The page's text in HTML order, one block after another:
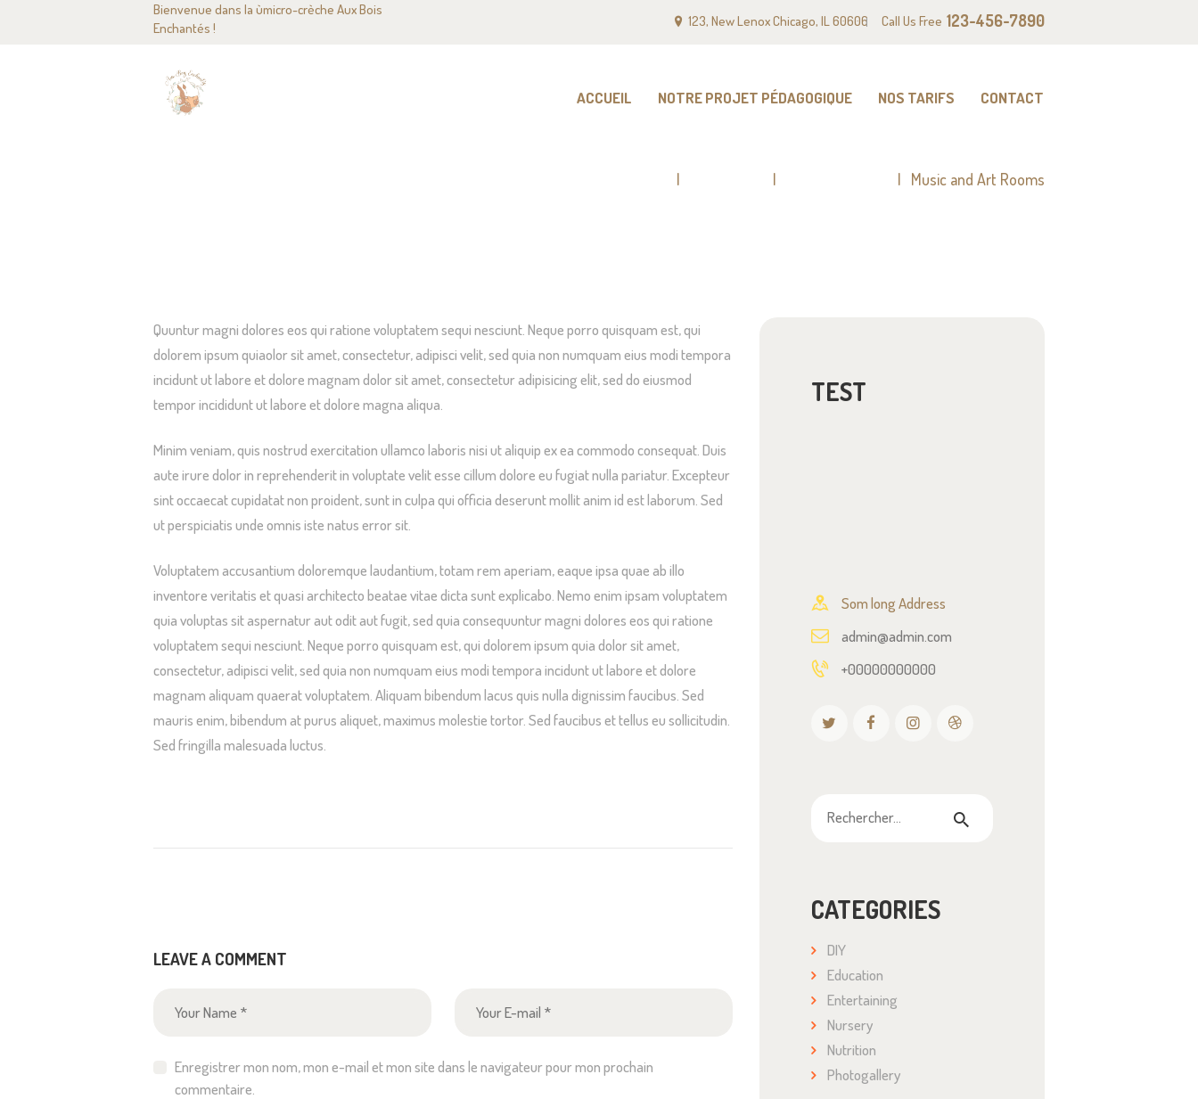
Bienvenue dans la ùmicro-crèche Aux Bois
Enchantés !
123, New Lenox Chicago, IL 60606 Call Us Free 123-456-7890
ACCUEIL NOTRE PROJET PÉDAGOGIQUE NOS TARIFS CONTACT
Music and Art Rooms
ACCUEIL
Quuntur magni dolores eos qui ratione voluptatem sequi nesciunt. Neque porro quisquam est, qui
dolorem ipsum quiaolor sit amet, consectetur, adipisci velit, sed quia non numquam eius modi tempora
incidunt ut labore et dolore magnam dolor sit amet, consectetur adipisicing elit, sed do eiusmod
tempor incididunt ut labore et dolore magna aliqua.
Minim veniam, quis nostrud exercitation ullamco laboris nisi ut aliquip ex ea commodo consequat. Duis
aute irure dolor in reprehenderit in voluptate velit esse cillum dolore eu fugiat nulla pariatur. Excepteur
sint occaecat cupidatat non proident, sunt in culpa qui officia deserunt mollit anim id est laborum. Sed
ut perspiciatis unde omnis iste natus error sit.
Voluptatem accusantium doloremque laudantium, totam rem aperiam, eaque ipsa quae ab illo
inventore veritatis et quasi architecto beatae vitae dicta sunt explicabo. Nemo enim ipsam voluptatem
quia voluptas sit aspernatur aut odit aut fugit, sed quia consequuntur magni dolores eos qui ratione
voluptatem sequi nesciunt. Neque porro quisquam est, qui dolorem ipsum quia dolor sit amet,
consectetur, adipisci velit, sed quia non numquam eius modi tempora incidunt ut labore et dolore
magnam aliquam quaerat voluptatem. Aliquam bibendum lacus quis nulla dignissim faucibus. Sed
mauris enim, bibendum at purus aliquet, maximus molestie tortor. Sed faucibus et tellus eu sollicitudin.
Sed fringilla malesuada luctus.
LEAVE A COMMENT
Enregistrer mon nom, mon e-mail et mon site dans le navigateur pour mon prochain
commentaire.
TEST
Som long Address
admin@admin.com
+00000000000
CATEGORIES
DIY
Education
Entertaining
Nursery
Nutrition
Photogallery